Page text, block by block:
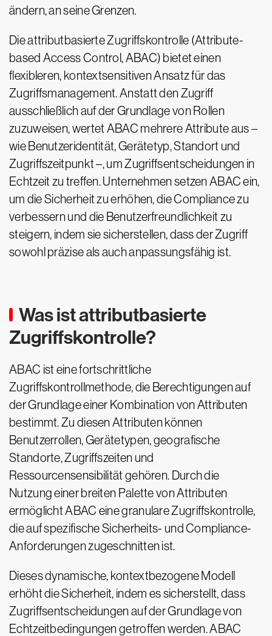
ändern, an seine Grenzen.
Die attributbasierte Zugriffskontrolle (Attribute-
based Access Control, ABAC) bietet einen
flexibleren, kontextsensitiven Ansatz für das
Zugriffsmanagement. Anstatt den Zugriff
ausschließlich auf der Grundlage von Rollen
zuzuweisen, wertet ABAC mehrere Attribute aus –
wie Benutzeridentität, Gerätetyp, Standort und
Zugriffszeitpunkt –, um Zugriffsentscheidungen in
Echtzeit zu treffen. Unternehmen setzen ABAC ein,
um die Sicherheit zu erhöhen, die Compliance zu
verbessern und die Benutzerfreundlichkeit zu
steigern, indem sie sicherstellen, dass der Zugriff
sowohl präzise als auch anpassungsfähig ist.
Was ist attributbasierte
Zugriffskontrolle?
ABAC ist eine fortschrittliche
Zugriffskontrollmethode, die Berechtigungen auf
der Grundlage einer Kombination von Attributen
bestimmt. Zu diesen Attributen können
Benutzerrollen, Gerätetypen, geografische
Standorte, Zugriffszeiten und
Ressourcensensibilität gehören. Durch die
Nutzung einer breiten Palette von Attributen
ermöglicht ABAC eine granulare Zugriffskontrolle,
die auf spezifische Sicherheits- und Compliance-
Anforderungen zugeschnitten ist.
Dieses dynamische, kontextbezogene Modell
erhöht die Sicherheit, indem es sicherstellt, dass
Zugriffsentscheidungen auf der Grundlage von
Echtzeitbedingungen getroffen werden. ABAC